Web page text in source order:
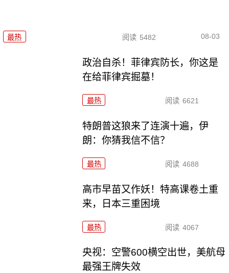
最热 阅读 5482 08-03
政治自杀！菲律宾防长，你这是
在给菲律宾掘墓！
最热 阅读 6621
特朗普这狼来了连演十遍，伊
朗：你猜我信不信？
最热 阅读 4688
高市早苗又作妖！特高课卷土重
来，日本三重困境
最热 阅读 4067
央视：空警600横空出世，美航母
最强王牌失效